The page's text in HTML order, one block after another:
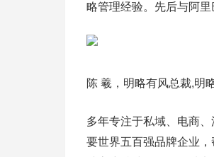
略管理经验。先后与阿
陈 羲，明略有风总裁,明
多年专注于私域、电商
要世界五百强品牌企业